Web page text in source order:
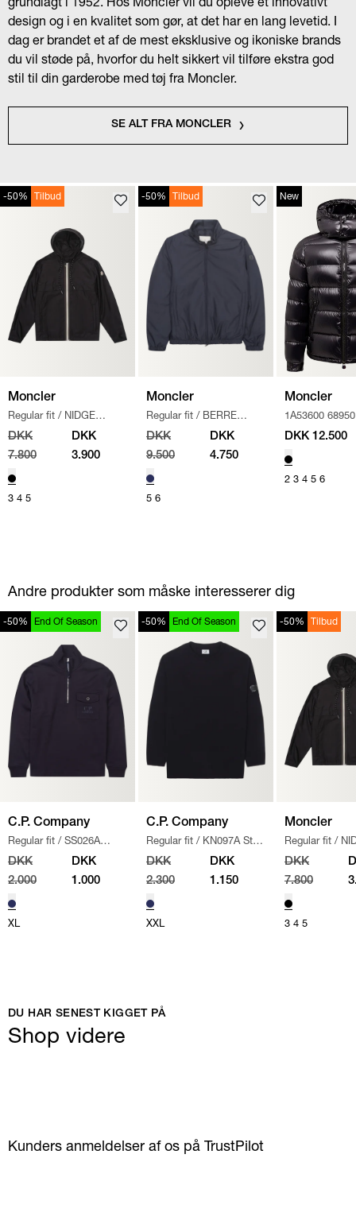
design og i en kvalitet som gør, at det har en lang levetid. I
dag er brandet et af de mest eksklusive og ikoniske brands
du vil støde på, hvorfor du helt sikkert vil tilføre ekstra god
stil til din garderobe med tøj fra Moncler.
SE ALT FRA MONCLER
-50% Tilbud
Moncler
Regular fit / NIDGE
JAKKE
SORT
DKK
7.800
DKK
3.900
3 4 5
-50% Tilbud
Moncler
Regular fit / BERRE
JACKET
NAVY
DKK
9.500
DKK
4.750
5 6
New
Moncler
1A53600 68950
DKK 12.500
2 3 4 5 6
Andre produkter som måske interesserer dig
-50% End Of Season
C.P. Company
Regular fit / SS026A
005086W SWEATSHIRT
DKK
2.000
DKK
1.000
XL
-50% End Of Season
C.P. Company
Regular fit / KN097A Strik
/ NAVY
DKK
2.300
DKK
1.150
XXL
-50% Tilbud
Moncler
Regular fit /
JAKKE
SORT
DKK
7.800
3 4 5
DU HAR SENEST KIGGET PÅ
Shop videre
Kunders anmeldelser af os på TrustPilot